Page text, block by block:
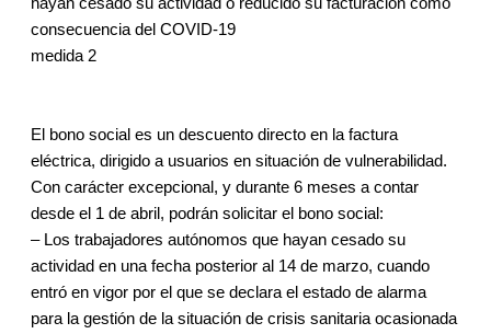
consecuencia del COVID-19
medida 2
El bono social es un descuento directo en la factura
eléctrica, dirigido a usuarios en situación de vulnerabilidad.
Con carácter excepcional, y durante 6 meses a contar
desde el 1 de abril, podrán solicitar el bono social:
– Los trabajadores autónomos que hayan cesado su
actividad en una fecha posterior al 14 de marzo, cuando
entró en vigor por el que se declara el estado de alarma
para la gestión de la situación de crisis sanitaria ocasionada